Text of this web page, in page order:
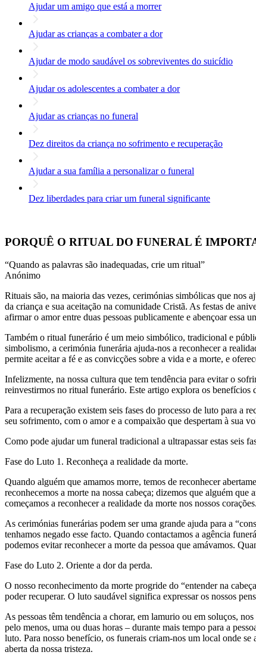
Ajudar um amigo que está a morrer
Ajudar as crianças a combater a dor
Ajudar de modo saudável os sobreviventes do suicídio
Ajudar os adolescentes a combater a dor
Ajudar as crianças no funeral
Dez direitos da criança no sofrimento e recuperação
Ajudar a sua família a personalizar o funeral
Dez liberdades para criar um funeral significante
PORQUÊ O RITUAL DO FUNERAL É
“Quando as palavras são inadequadas, crie um ritual”
Anónimo
Rituais são, na maioria das vezes, cerimónias simbólicas que nos
da criança e sua aceitação na comunidade Cristã. As festas de
afirmar o amor entre duas pessoas publicamente e abençoar essa
Também o ritual funerário é um meio simbólico, tradicional e
simbolismo, a cerimónia funerária ajuda-nos a reconhecer a
permite aceitar a fé e as convicções sobre a vida e a morte, e
Infelizmente, na nossa cultura que tem tendência para evitar o
reinvestirmos no ritual funerário. Este artigo explora os benefícios
Para a recuperação existem seis fases do processo de luto para a
seu sofrimento, com o amor e a compaixão que despertam à sua
Como pode ajudar um funeral tradicional a ultrapassar estas seis
Fase do Luto 1. Reconheça a realidade da morte.
Quando alguém que amamos morre, temos de reconhecer
reconhecemos a morte na nossa cabeça; dizemos que alguém
começamos a reconhecer a realidade da morte nos nossos corações.
As cerimónias funerárias podem ser uma grande ajuda para a
tenhamos negado esse facto. Quando contactamos a agência
podemos evitar reconhecer a morte da pessoa que amávamos.
Fase do Luto 2. Oriente a dor da perda.
O nosso reconhecimento da morte progride do “entender na
poder recuperar. O luto saudável significa expressar os nossos
As pessoas têm tendência a chorar, em lamurio ou em soluços,
pelo menos, uma ou duas horas – durante mais tempo para a
luto. Para nosso benefício, os funerais criam-nos um local onde se
aberta da nossa tristeza.